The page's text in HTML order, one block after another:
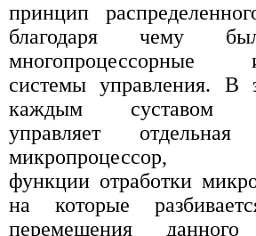
принцип
благодаря чему
многопроцессорные
системы управления. В
каждым суставом
управляет
микропроцессор,
функции отработки
на которые
перемещения